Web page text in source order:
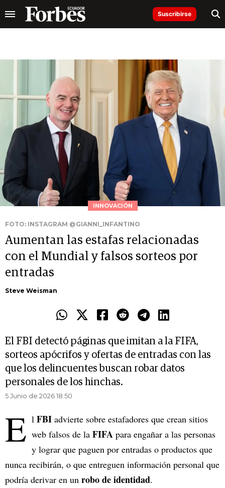
Suscribirse
INNOVACIÓN
FOTO: INSTAGRAM @GIANNI_INFANTINO
Aumentan las estafas relacionadas
con el Mundial y falsos sorteos por
entradas
Steve Weisman
El FBI detectó páginas que imitan a la FIFA,
sorteos apócrifos y ofertas de entradas con las
que los delincuentes buscan robar datos
personales de los hinchas.
5 Junio de 2026 18.50
E l FBI advierte sobre estafadores que crean sitios
web falsos de la FIFA para engañar a las personas
y lograr que paguen por entradas o productos que
nunca recibirán, o que entreguen información personal que
podría derivar en un robo de identidad.